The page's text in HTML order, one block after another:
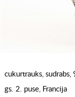
cukurtrauks,
gs. 2. puse, Francija